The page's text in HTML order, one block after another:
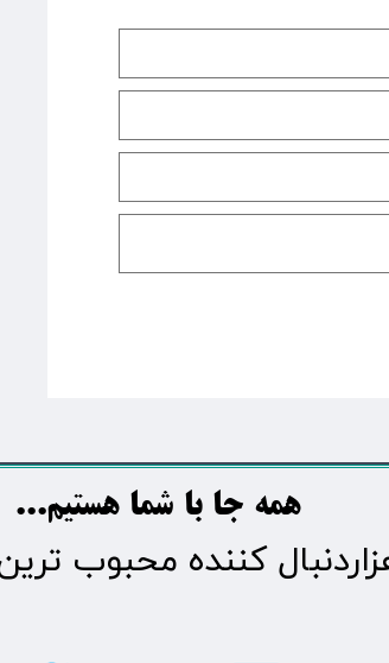
​​​همه جا با شما هستیم...​​​​​​​​​​​​​​